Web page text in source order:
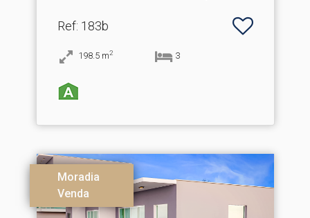
Ref: 183b
198.5 m2 3
Moradia
Venda